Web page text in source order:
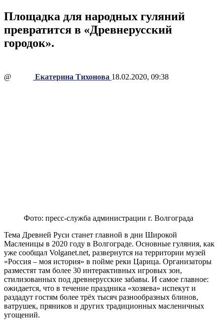
Площадка для народных гуляний
превратится в «Древнерусский
городок».
@ Екатерина Тихонова 18.02.2020, 09:38
Фото: пресс-служба администрации г. Волгограда
Тема Древней Руси станет главной в дни Широкой
Масленицы в 2020 году в Волгограде. Основные гуляния, как
уже сообщал Volganet.net, развернутся на территории музей
«Россия – моя история» в пойме реки Царица. Организаторы
разместят там более 30 интерактивных игровых зон,
стилизованных под древнерусские забавы. И самое главное:
ожидается, что в течение праздника «хозяева» испекут и
раздадут гостям более трёх тысяч разнообразных блинов,
ватрушек, пряников и других традиционных масленичных
угощений.